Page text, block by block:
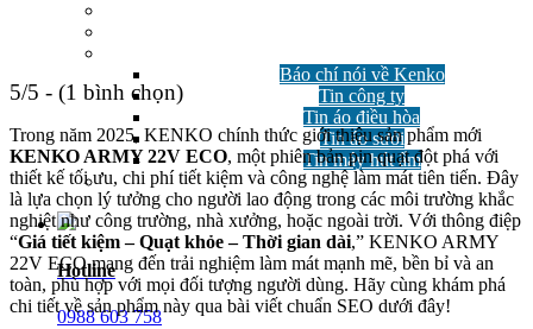
Báo chí nói về Kenko
Tin công ty
Tin áo điều hòa
Tin áo sưởi
Tin máy hút ẩm
Câu hỏi thường gặp
Hotline
0988 603 758
5/5 - (1 bình chọn)
Trong năm 2025, KENKO chính thức giới thiệu sản phẩm mới
KENKO ARMY 22V ECO, một phiên bản pin quạt đột phá với
thiết kế tối ưu, chi phí tiết kiệm và công nghệ làm mát tiên tiến. Đây
là lựa chọn lý tưởng cho người lao động trong các môi trường khắc
nghiệt như công trường, nhà xưởng, hoặc ngoài trời. Với thông điệp
“Giá tiết kiệm – Quạt khỏe – Thời gian dài,” KENKO ARMY
22V ECO mang đến trải nghiệm làm mát mạnh mẽ, bền bỉ và an
toàn, phù hợp với mọi đối tượng người dùng. Hãy cùng khám phá
chi tiết về sản phẩm này qua bài viết chuẩn SEO dưới đây!